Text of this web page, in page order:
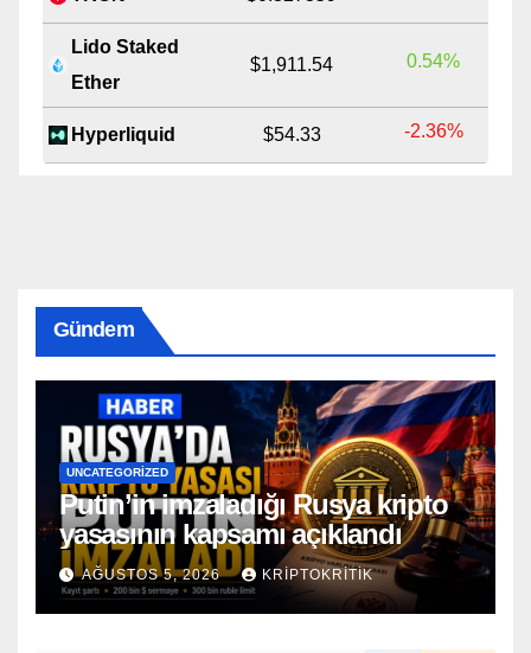
Lido Staked
Ether
$1,911.54 0.54%
Hyperliquid $54.33 -2.36%
Gündem
UNCATEGORIZED
Putin’in imzaladığı Rusya kripto
yasasının kapsamı açıklandı
AĞUSTOS 5, 2026 KRIPTOKRITIK